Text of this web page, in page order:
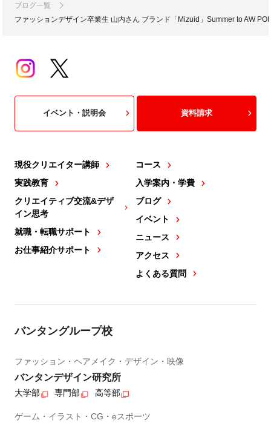
ブログ一覧
ファッションデザイン卒業生 山内さん ブランド「Mizuid」Summer to AW
現役クリエイター講師
実践教育
クリエイティブ交流&デザ
イン思考
就職・転職サポート
お仕事紹介サポート
コース
入学案内・学費
ブログ
イベント
ニュース
アクセス
よくある質問
イベント・説明会 資料請求
バンタングループ校
ファッション・ヘアメイク・デザイン・映像
バンタンデザイン研究所
大学部 専門部 高等部
ゲーム・イラスト・CG・eスポーツ